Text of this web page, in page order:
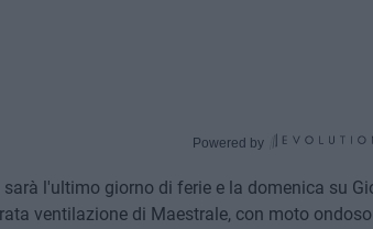
Powered by
sarà l'ultimo giorno di ferie e la domenica su
ventilazione di Maestrale, con moto